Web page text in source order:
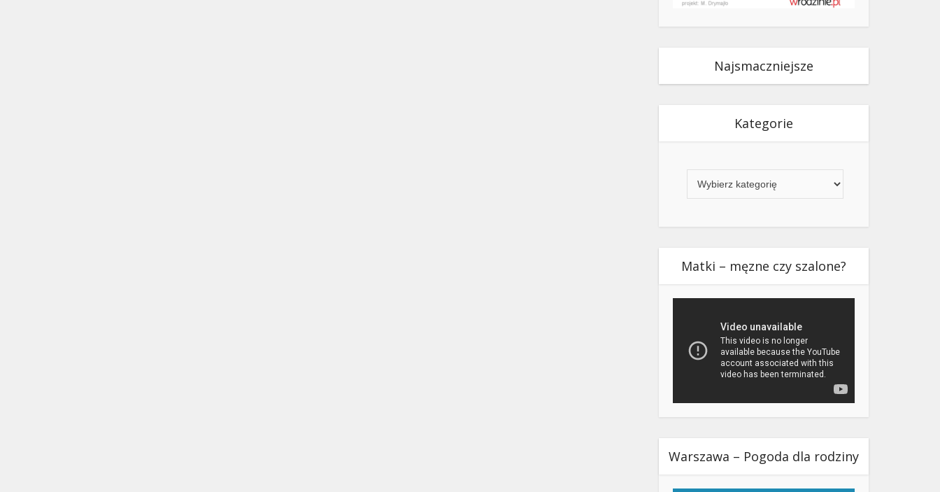
Najsmaczniejsze
Kategorie
Matki – męzne czy szalone?
Warszawa – Pogoda dla rodziny